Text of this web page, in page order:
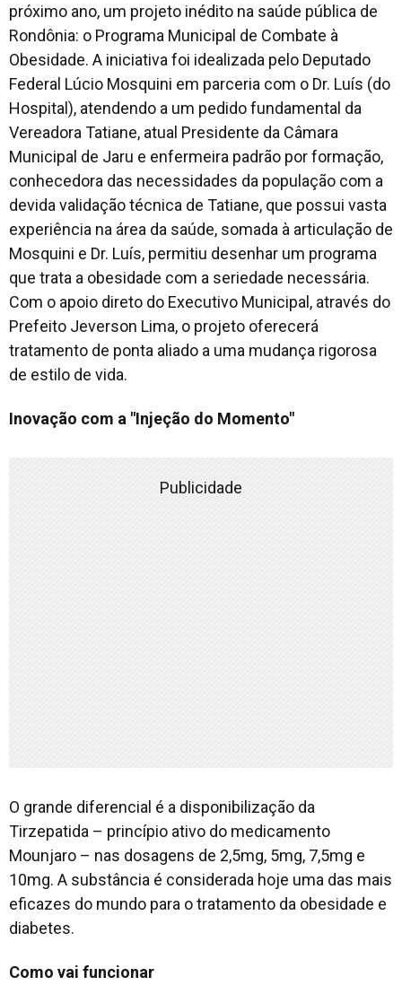
próximo ano, um projeto inédito na saúde pública de
Rondônia: o Programa Municipal de Combate à
Obesidade. A iniciativa foi idealizada pelo Deputado
Federal Lúcio Mosquini em parceria com o Dr. Luís (do
Hospital), atendendo a um pedido fundamental da
Vereadora Tatiane, atual Presidente da Câmara
Municipal de Jaru e enfermeira padrão por formação,
conhecedora das necessidades da população com a
devida validação técnica de Tatiane, que possui vasta
experiência na área da saúde, somada à articulação de
Mosquini e Dr. Luís, permitiu desenhar um programa
que trata a obesidade com a seriedade necessária.
Com o apoio direto do Executivo Municipal, através do
Prefeito Jeverson Lima, o projeto oferecerá
tratamento de ponta aliado a uma mudança rigorosa
de estilo de vida.
Inovação com a "Injeção do Momento"
Publicidade
O grande diferencial é a disponibilização da
Tirzepatida – princípio ativo do medicamento
Mounjaro – nas dosagens de 2,5mg, 5mg, 7,5mg e
10mg. A substância é considerada hoje uma das mais
eficazes do mundo para o tratamento da obesidade e
diabetes.
Como vai funcionar